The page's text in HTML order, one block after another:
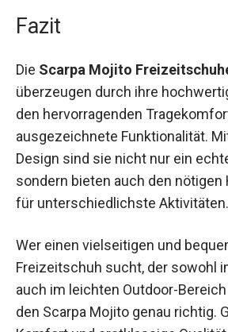
zu sportlichen als auch zu casual
Fazit
Die Scarpa Mojito
überzeugen durch ihre
den hervorragenden
ausgezeichnete Funktionalität.
modernen Design sind sie nicht
Hingucker, sondern bieten auch
und Schutz für
Wer einen vielseitigen und
Freizeitschuh sucht, der sowohl